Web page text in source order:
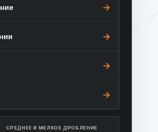
СРЕДНЕЕ И МЕЛКОЕ ДРОБЛЕНИЕ